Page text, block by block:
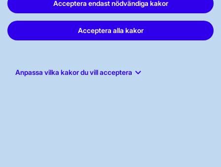
Acceptera endast nödvändiga kakor
Acceptera alla kakor
Anpassa vilka kakor du vill acceptera keyboard_arrow_down
Vår dataskyddspolicy
Tillgänglighetsredogörelse